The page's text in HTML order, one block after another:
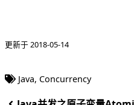
更新于 2018-05-14
Java, Concurrency